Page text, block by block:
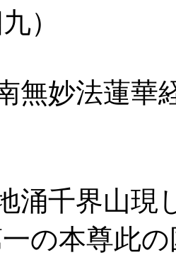
）
無妙法蓮華
涌千界山現
の本尊此